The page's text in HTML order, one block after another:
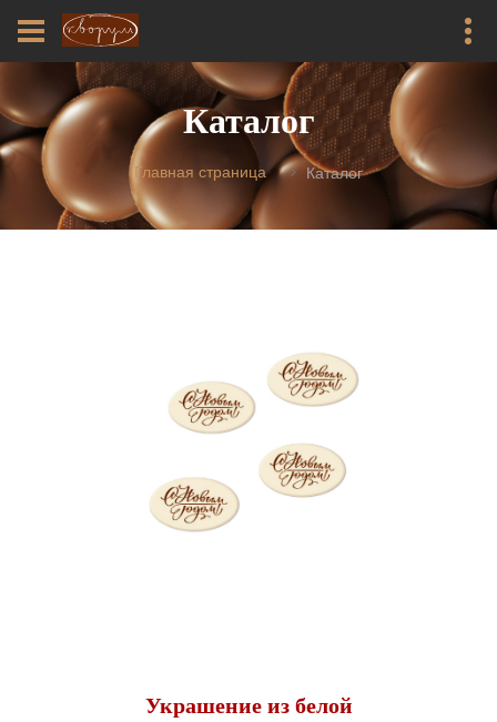
Каталог
Главная страница Каталог
Украшение из белой